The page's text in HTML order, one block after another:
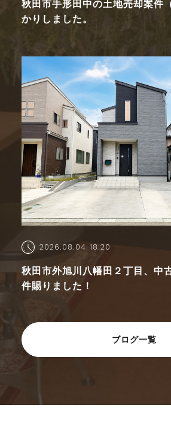
秋田市手形田中の土地売却案件
かりしました。
2026.08.04 18:20
秋田市外旭川八幡田２丁目、中
件賜りました！
ブログ一覧